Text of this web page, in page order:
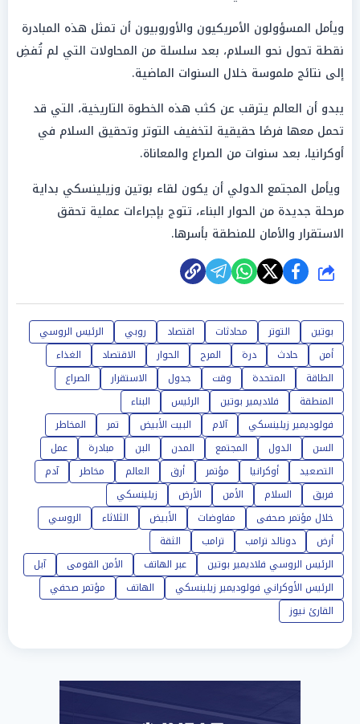
ويأمل المسؤولون الأمريكيون والأوروبيون أن تمثل هذه المبادرة
نقطة تحول نحو السلام، بعد سلسلة من المحاولات التي لم تُفضِ
إلى نتائج ملموسة خلال السنوات الماضية.
يبدو أن العالم يترقب عن كثب هذه الخطوة التاريخية، التي قد
تحمل معها فرصًا حقيقية لتخفيف التوتر وتحقيق السلام في
أوكرانيا، بعد سنوات من الصراع والمعاناة.
ويأمل المجتمع الدولي أن يكون لقاء بوتين وزيلينسكي بداية
مرحلة جديدة من الحوار البناء، تتوج بإجراءات عملية تحقق
الاستقرار والأمان للمنطقة بأسرها.
شارك
بوتين التوتر محادثات اقتصاد روبي
الرئيس الروسي
أمن
حادث درة المرح الحوار الاقتصاد
الغذاء
الطاقة
المتحدة وقت جدول الاستقرار
الصراع
المنطقة
فلاديمير بوتين الرئيس
البناء
فولوديمير زيلينسكي
آلام البيت الأبيض تمر
المخاطر
السن
الدول المجتمع المدن البن مبادرة
عمل
التصعيد
أوكرانيا مؤتمر أرق العالم مخاطر
آدم
فريق
السلام الأمن الأرض
زيلينسكي
خلال مؤتمر صحفى
مفاوضات الأبيض الثلاثاء
الروسي
أرض
دونالد ترامب ترامب
الثقة
الرئيس الروسي فلاديمير بوتين
عبر الهاتف الأمن القومى
آبل
الرئيس الأوكراني فولوديمير زيلينسكي
الهاتف
مؤتمر صحفي
القارئ نيوز